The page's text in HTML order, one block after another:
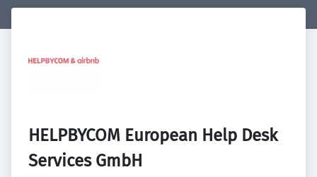
HELPBYCOM European Help Desk
Services GmbH